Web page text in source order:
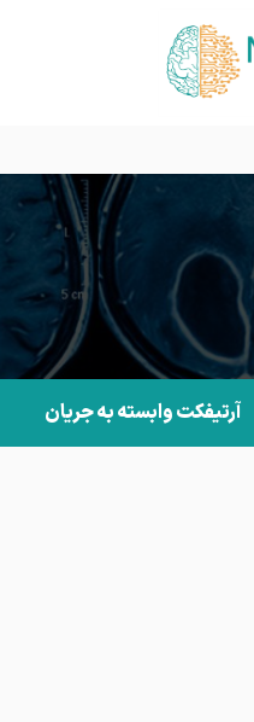
آرتیفکت وابسته به جریان